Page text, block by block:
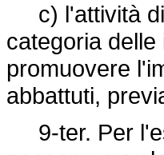
c) l'attività di
categoria
promuovere
abbattuti,
9-ter. Per